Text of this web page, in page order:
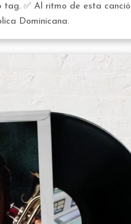
tag. ✅ Al ritmo de esta
Dominicana.